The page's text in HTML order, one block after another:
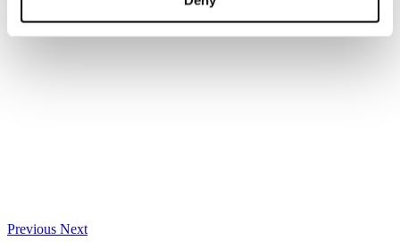
Previous Next